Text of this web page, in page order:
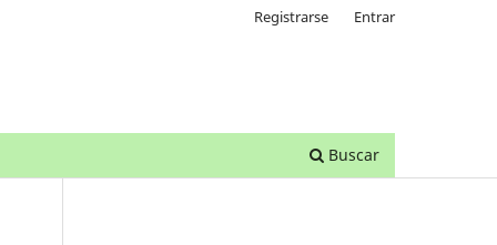
Buscar
Registrarse Entrar